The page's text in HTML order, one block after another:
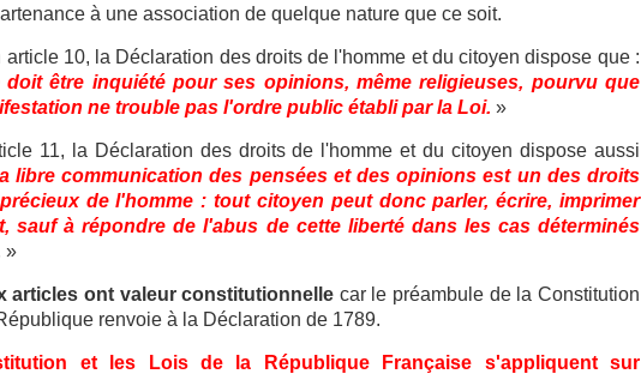
à une association de quelque nature que ce soit.
article 10, la Déclaration des droits de l'homme et du citoyen dispose que :
doit être inquiété pour ses opinions, même religieuses, pourvu que
ne trouble pas l'ordre public établi par la Loi. »
11, la Déclaration des droits de l'homme et du citoyen dispose aussi
libre communication des pensées et des opinions est un des droits
de l'homme : tout citoyen peut donc parler, écrire, imprimer
sauf à répondre de l'abus de cette liberté dans les cas déterminés
»
articles ont valeur constitutionnelle car le préambule de la Constitution
renvoie à la Déclaration de 1789.
et les Lois de la République Française s'appliquent sur